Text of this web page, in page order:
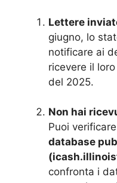
Lettere
giugno, lo
notificare ai
ricevere il
del 2025.
Non hai
Puoi
database
confronta i